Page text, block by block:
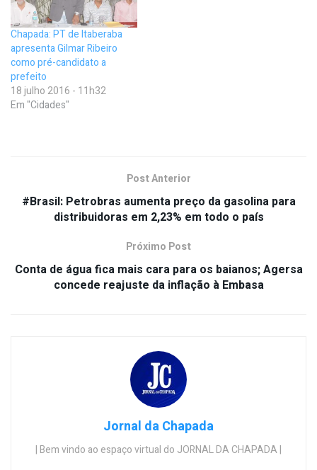
Chapada: PT de Itaberaba
apresenta Gilmar Ribeiro
como pré-candidato a
prefeito
18 julho 2016 - 11h32
Em "Cidades"
Post Anterior
#Brasil: Petrobras aumenta preço da gasolina para
distribuidoras em 2,23% em todo o país
Próximo Post
Conta de água fica mais cara para os baianos; Agersa
concede reajuste da inflação à Embasa
Jornal da Chapada
| Bem vindo ao espaço virtual do JORNAL DA CHAPADA |